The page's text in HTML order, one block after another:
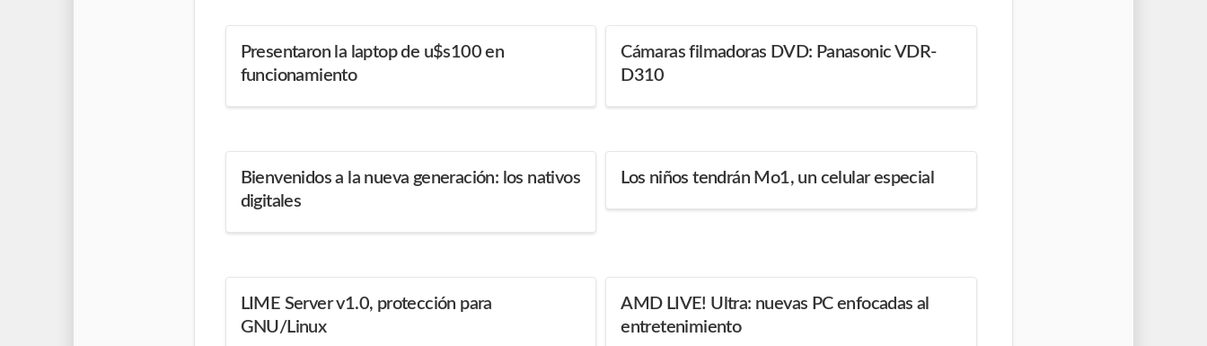
Presentaron la laptop de u$s100 en
funcionamiento
Cámaras filmadoras DVD: Panasonic VDR-
D310
Bienvenidos a la nueva generación: los nativos
digitales
Los niños tendrán Mo1, un celular especial
LIME Server v1.0, protección para
GNU/Linux
AMD LIVE! Ultra: nuevas PC enfocadas al
entretenimiento